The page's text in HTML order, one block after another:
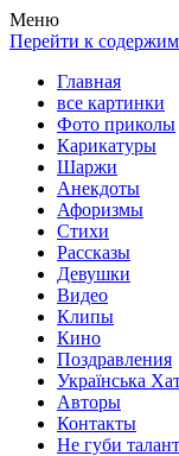
Весела хата —
клипы!
Покажем всем ваши
рассказы, видео и
Меню
Перейти к
Главная
все картинки
Фото приколы
Карикатуры
Шаржи
Анекдоты
Афоризмы
Стихи
Рассказы
Девушки
Видео
Клипы
Кино
Поздравления
Українська
Авторы
Контакты
Не губи